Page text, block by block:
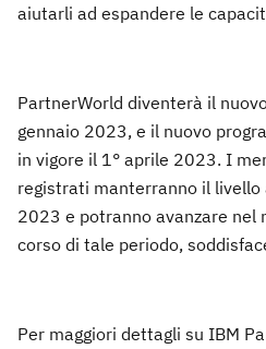
aiutarli ad espandere le
PartnerWorld diventerà il
gennaio 2023, e il nuovo
in vigore il 1° aprile 2023. I
registrati manterranno il livello
2023 e potranno avanzare nel
corso di tale periodo,
Per maggiori dettagli su IBM